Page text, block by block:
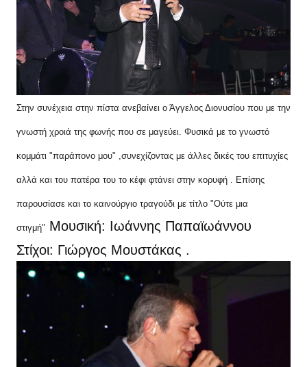
Στην συνέχεια στην πίστα ανεβαίνει ο Άγγελος Διονυσίου που με την
γνωστή χροιά της φωνής που σε μαγεύει. Φυσικά με το γνωστό
κομμάτι "παράπονο μου" ,συνεχίζοντας με άλλες δικές του επιτυχίες
αλλά και του πατέρα του το κέφι φτάνει στην κορυφή . Επίσης
παρουσίασε και το καινούργιο τραγούδι με τίτλο "Ούτε μια
στιγμή"
Στίχοι: Γιώργος Μουστάκας .